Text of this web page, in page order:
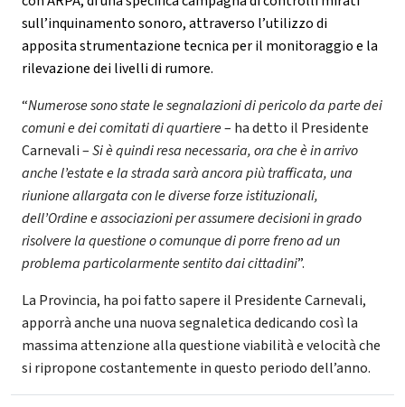
sull’inquinamento sonoro, attraverso l’utilizzo di
apposita strumentazione tecnica per il monitoraggio e la
rilevazione dei livelli di rumore.
“Numerose sono state le segnalazioni di pericolo da parte dei
comuni e dei comitati di quartiere– ha detto il Presidente
Carnevali –Si è quindi resa necessaria, ora che è in arrivo
anche l’estate e la strada sarà ancora più trafficata, una
riunione allargata con le diverse forze istituzionali,
dell’Ordine e associazioni per assumere decisioni in grado
risolvere la questione o comunque di porre freno ad un
problema particolarmente sentito dai cittadini”.
La Provincia, ha poi fatto sapere il Presidente Carnevali,
apporrà anche una nuova segnaletica dedicando così la
massima attenzione alla questione viabilità e velocità che
si ripropone costantemente in questo periodo dell’anno.